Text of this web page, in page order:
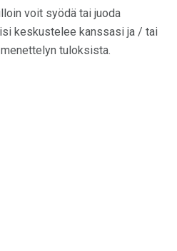
voit syödä tai juoda
keskustelee kanssasi ja / tai
tuloksista.